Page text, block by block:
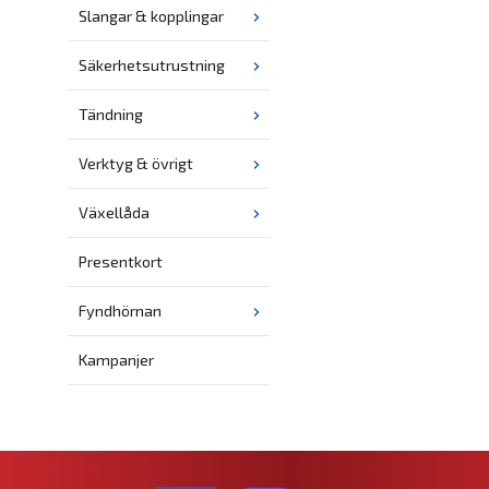
Slangar & kopplingar
Säkerhetsutrustning
Tändning
Verktyg & övrigt
Växellåda
Presentkort
Fyndhörnan
Kampanjer